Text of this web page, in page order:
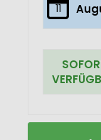
11
Sophie
Auf